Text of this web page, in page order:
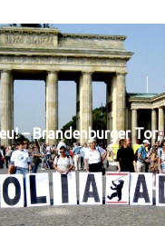
– Brandenburger